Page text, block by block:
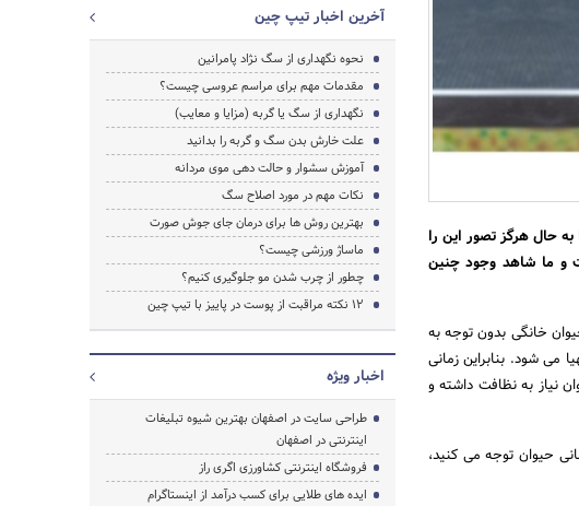
حال هرگز تصور این را
و ما شاهد وجود چنین
خانگی بدون توجه به
می شود. بنابراین زمانی
نیاز به نظافت داشته و
حیوان توجه می کنید،
آخرین اخبار تیپ چین
نحوه نگهداری از سگ نژاد پامرانین
مقدمات مهم برای مراسم عروسی چیست؟
نگهداری از سگ یا گربه (مزایا و معایب)
علت خارش بدن سگ و گربه را بدانید
آموزش سشوار و حالت دهی موی مردانه
نکات مهم در مورد اصلاح سگ
بهترین روش ها برای درمان جای جوش صورت
ماساژ ورزشی چیست؟
چطور از چرب شدن مو جلوگیری کنیم؟
12 نکته مراقبت از پوست در پاییز با تیپ چین
اخبار ویژه
طراحی سایت در اصفهان بهترین شیوه تبلیغات
اینترنتی در اصفهان
فروشگاه اینترنتی کشاورزی اگری راز
ایده های طلایی برای کسب درآمد از اینستاگرام